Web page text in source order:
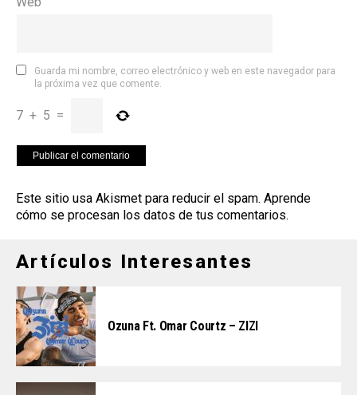
Guarda mi nombre, correo electrónico y web en este navegador para
la próxima vez que comente.
7 + 5 =
Este sitio usa Akismet para reducir el spam. Aprende
cómo se procesan los datos de tus comentarios.
Artículos Interesantes
Ozuna Ft. Omar Courtz – ZIZI